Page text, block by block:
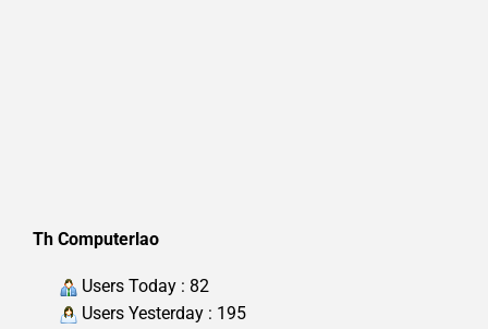
Th Computerlao
Users Today : 82
Users Yesterday : 195